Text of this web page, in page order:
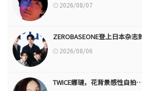
2026/08/07
ZEROBASEONE登上日本杂
2026/08/06
TWICE娜璉，花背景感性自拍